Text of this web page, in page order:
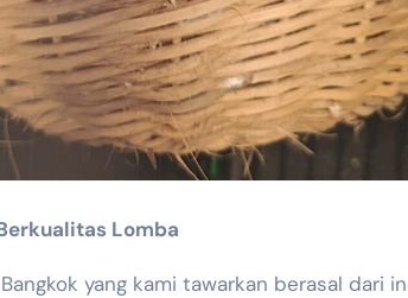
Lomba
yang kami tawarkan berasal dari